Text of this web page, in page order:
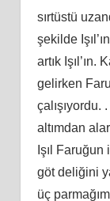
sırtüstü
şekilde
artık Işıl’ın.
gelirken
çalışıyordu.
altımdan
Işıl Faruğun
göt deliğini
üç